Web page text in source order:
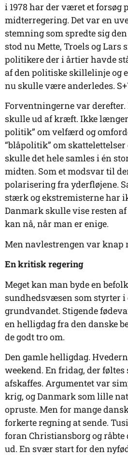
i 1978 har der været et forsøg
midterregering. Det var en
stemning som spredte sig
stod nu Mette, Troels og Lars
politikere der i årtier havde
af den politiske skillelinje og
nu skulle være anderledes.
Forventningerne var
skulle ud af kræft. Ikke
politik” om velfærd og
“blåpolitik” om
skulle det hele samles i én
midten. Som et modsvar til
polarisering fra yderfløjene.
stærk og ekstremisterne har
Danmark skulle vise resten
kan nå, når man er enige.
Men navlestrengen var knap
En kritisk regering
Meget kan man byde en
sundhedsvæsen som styrter i
grundvandet. Stigende
en helligdag fra den danske
de godt tro om.
Den gamle helligdag.
weekend. En fridag, der føltes
afskaffes. Argumentet var
krig, og Danmark som lille
opruste. Men for mange
forkerte regning at sende.
foran Christiansborg og
ud. En svær start for den